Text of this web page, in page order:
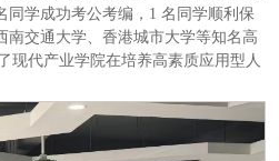
同学成功考公考编，1 名同学顺利保
南交通大学、香港城市大学等知名高
现代产业学院在培养高素质应用型人